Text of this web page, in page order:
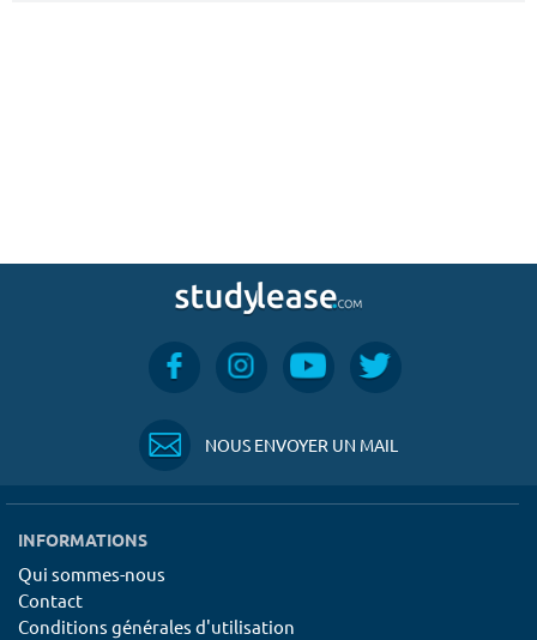
NOUS ENVOYER UN MAIL
INFORMATIONS
Qui sommes-nous
Contact
Conditions générales d'utilisation